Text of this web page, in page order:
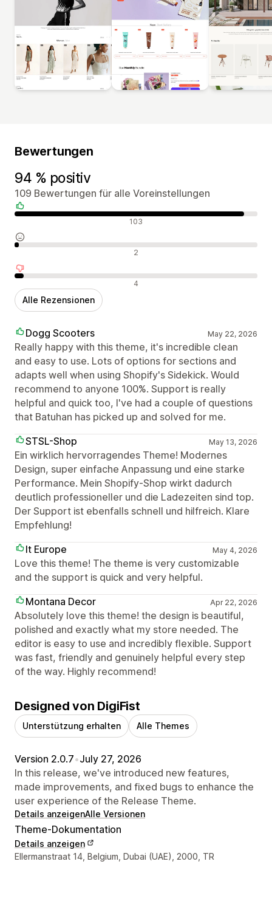
Bewertungen
94 % positiv
109 Bewertungen für alle Voreinstellungen
Positive Bewertungen 103
Neutrale Bewertungen 2
Negative Bewertungen 4
Alle Rezensionen
Dogg Scooters May 22, 2026
Really happy with this theme, it's incredible clean
and easy to use. Lots of options for sections and
adapts well when using Shopify's Sidekick. Would
recommend to anyone 100%. Support is really
helpful and quick too, I've had a couple of questions
that Batuhan has picked up and solved for me.
STSL-Shop
May 13, 2026
Ein wirklich hervorragendes Theme! Modernes
Design, super einfache Anpassung und eine starke
Performance. Mein Shopify-Shop wirkt dadurch
deutlich professioneller und die Ladezeiten sind top.
Der Support ist ebenfalls schnell und hilfreich. Klare
Empfehlung!
It Europe
May 4, 2026
Love this theme! The theme is very customizable
and the support is quick and very helpful.
Montana Decor
Apr 22, 2026
Absolutely love this theme! the design is beautiful,
polished and exactly what my store needed. The
editor is easy to use and incredibly flexible. Support
was fast, friendly and genuinely helpful every step
of the way. Highly recommend!
Designed von DigiFist
Unterstützung erhalten Alle Themes
Version 2.0.7•July 27, 2026
In this release, we've introduced new features,
made improvements, and fixed bugs to enhance the
user experience of the Release Theme.
Details anzeigenAlle Versionen
Theme-Dokumentation
Details anzeigen
Designer-Kontaktdaten
Ellermanstraat 14, Belgium, Dubai (UAE), 2000, TR